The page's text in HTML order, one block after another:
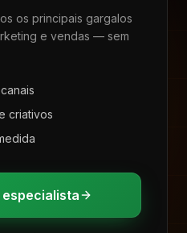
os principais gargalos
e vendas — sem
criativos
especialista